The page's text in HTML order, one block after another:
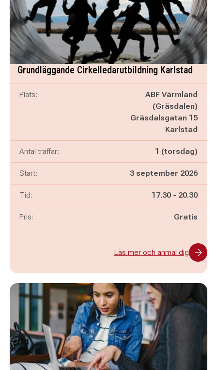
Grundläggande Cirkelledarutbildning Karlstad
Plats:
ABF Värmland
(Gräsdalen)
Gräsdalsgatan 15
Karlstad
Antal träffar: 1 (torsdag)
Start: 3 september 2026
Tid: Pågår mellan
17.30 - och
20.30
Pris: Gratis
Läs mer och anmäl dig